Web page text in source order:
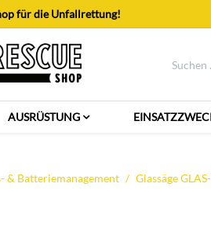
für die Unfallrettung!
AUSRÜSTUNG
& Batteriemanagement Glassäge